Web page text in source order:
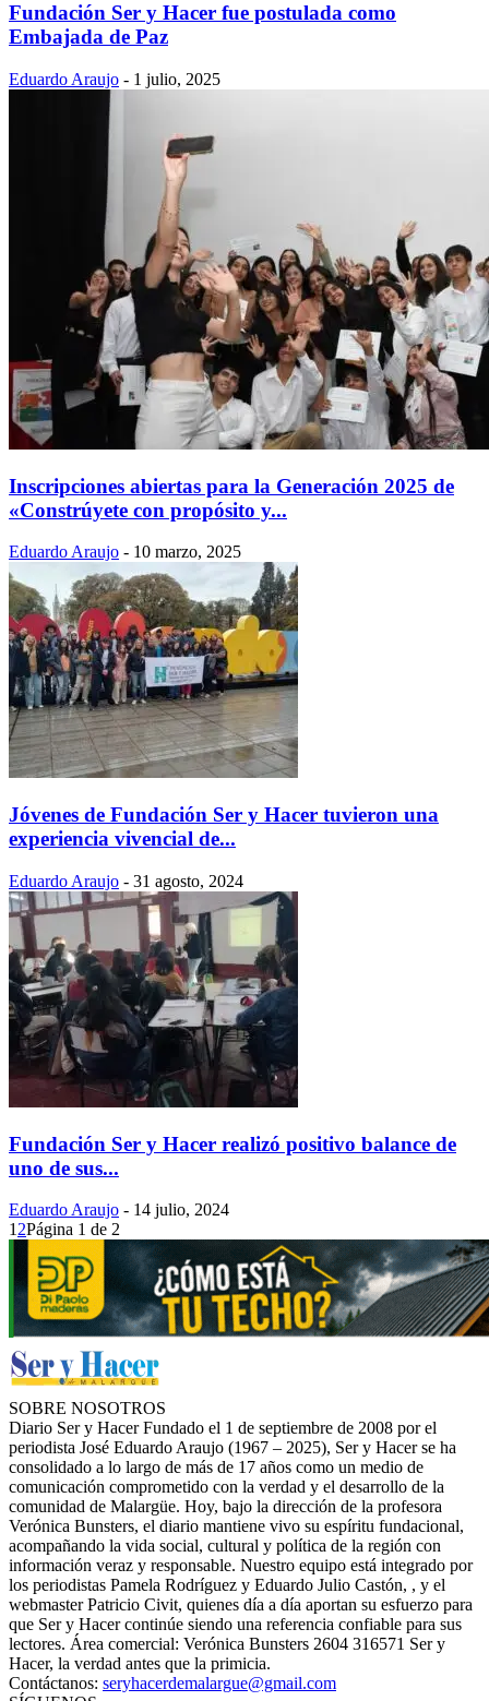
Fundación Ser y Hacer fue postulada como
Embajada de Paz
Eduardo Araujo - 1 julio, 2025
Inscripciones abiertas para la Generación 2025 de
«Constrúyete con propósito y...
Eduardo Araujo - 10 marzo, 2025
Jóvenes de Fundación Ser y Hacer tuvieron una
experiencia vivencial de...
Eduardo Araujo - 31 agosto, 2024
Fundación Ser y Hacer realizó positivo balance de
uno de sus...
Eduardo Araujo - 14 julio, 2024
1 2Página 1 de 2
SOBRE NOSOTROS
Diario Ser y Hacer Fundado el 1 de septiembre de 2008 por el
periodista José Eduardo Araujo (1967 – 2025), Ser y Hacer se ha
consolidado a lo largo de más de 17 años como un medio de
comunicación comprometido con la verdad y el desarrollo de la
comunidad de Malargüe. Hoy, bajo la dirección de la profesora
Verónica Bunsters, el diario mantiene vivo su espíritu fundacional,
acompañando la vida social, cultural y política de la región con
información veraz y responsable. Nuestro equipo está integrado por
los periodistas Pamela Rodríguez y Eduardo Julio Castón, , y el
webmaster Patricio Civit, quienes día a día aportan su esfuerzo para
que Ser y Hacer continúe siendo una referencia confiable para sus
lectores. Área comercial: Verónica Bunsters 2604 316571 Ser y
Hacer, la verdad antes que la primicia.
Contáctanos: seryhacerdemalargue@gmail.com